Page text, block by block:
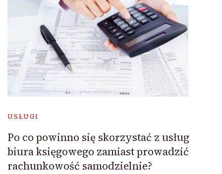
USŁUGI
Po co powinno się skorzystać z usług
biura księgowego zamiast prowadzić
rachunkowość samodzielnie?